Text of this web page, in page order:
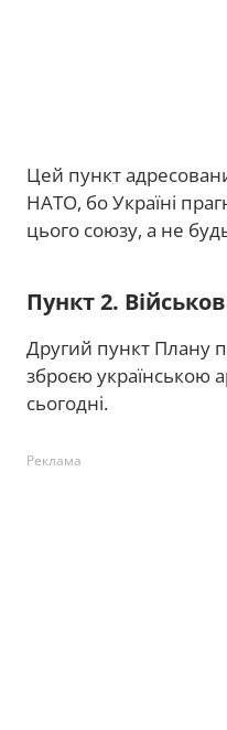
Цей пункт
НАТО, бо Україні
цього союзу, а не
Пункт 2.
Другий пункт Плану
зброєю українською
сьогодні.
Реклама